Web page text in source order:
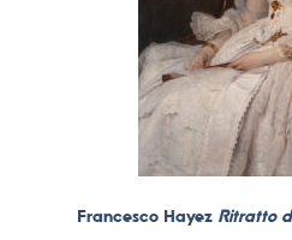
Francesco Hayez Ritratto